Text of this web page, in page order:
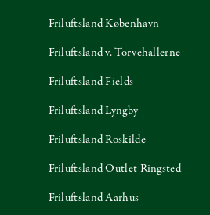
Friluftsland København
Friluftsland v. Torvehallerne
Friluftsland Fields
Friluftsland Lyngby
Friluftsland Roskilde
Friluftsland Outlet Ringsted
Friluftsland Aarhus